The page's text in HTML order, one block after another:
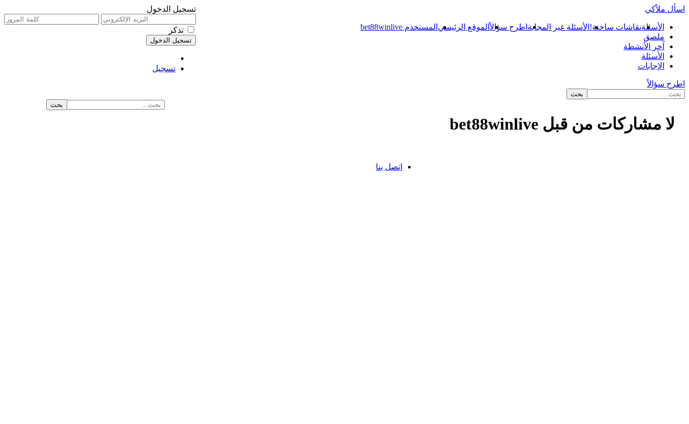
تسجيل الدخول
تذكر
تسجيل
اسأل ملاًكي
الأسئلةنقاشات ساخنة! الأسئلة غير المجابة اطرح سؤالاًالموقع الرئيسي المستخدم bet88winlive
ملصق
آخر الأنشطة
الأسئلة
الإجابات
اطرح سؤالاً
لا مشاركات من قبل bet88winlive
اتصل بنا